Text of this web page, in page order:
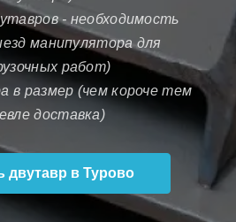
- необходимость
манипулятора для
работ)
в размер (чем короче тем
доставка)
двутавр в Турово